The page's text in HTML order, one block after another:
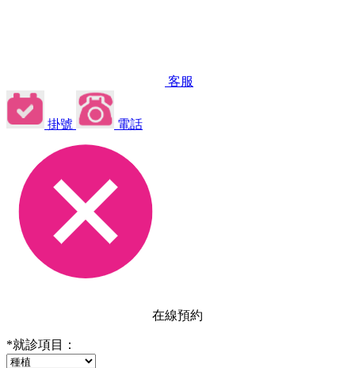
客服
掛號 電話
在線預約
*就診項目：